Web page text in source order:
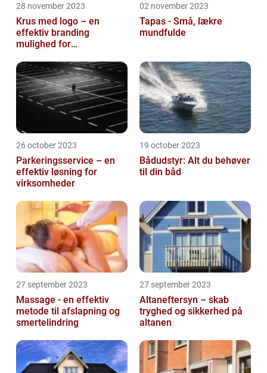
28 november 2023
Krus med logo – en
effektiv branding
mulighed for
02 november 2023
Tapas - Små, lækre
mundfulde
26 october 2023
Parkeringsservice – en
effektiv løsning for
virksomheder
19 october 2023
Bådudstyr: Alt du behøver
til din båd
27 september 2023
Massage - en effektiv
metode til afslapning og
smertelindring
27 september 2023
Altaneftersyn – skab
tryghed og sikkerhed på
altanen